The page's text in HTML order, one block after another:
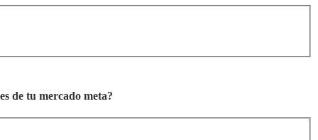
de tu mercado meta?